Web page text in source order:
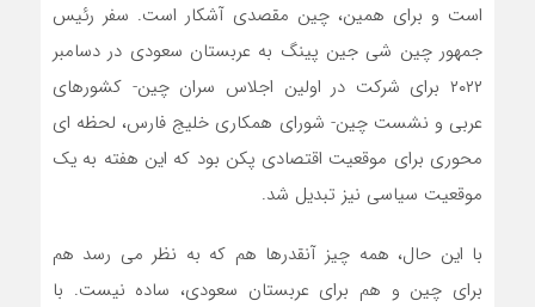
است و برای همین، چین مقصدی آشکار است. سفر رئیس
جمهور چین شی جین پینگ به عربستان سعودی در دسامبر
۲۰۲۲ برای شرکت در اولین اجلاس سران چین- کشورهای
عربی و نشست چین- شورای همکاری خلیج فارس، لحظه ای
محوری برای موقعیت اقتصادی پکن بود که این هفته به یک
موقعیت سیاسی نیز تبدیل شد.
با این حال، همه چیز آنقدرها هم که به نظر می رسد هم
برای چین و هم برای عربستان سعودی، ساده نیست. با